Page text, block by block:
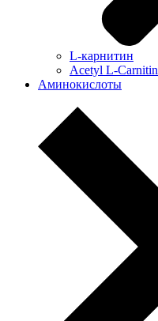
L-карнитин
Acetyl L-
Аминокислоты